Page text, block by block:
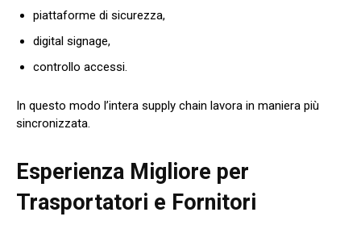
piattaforme di sicurezza,
digital signage,
controllo accessi.
In questo modo l’intera supply chain lavora in maniera più
sincronizzata.
Esperienza Migliore per
Trasportatori e Fornitori